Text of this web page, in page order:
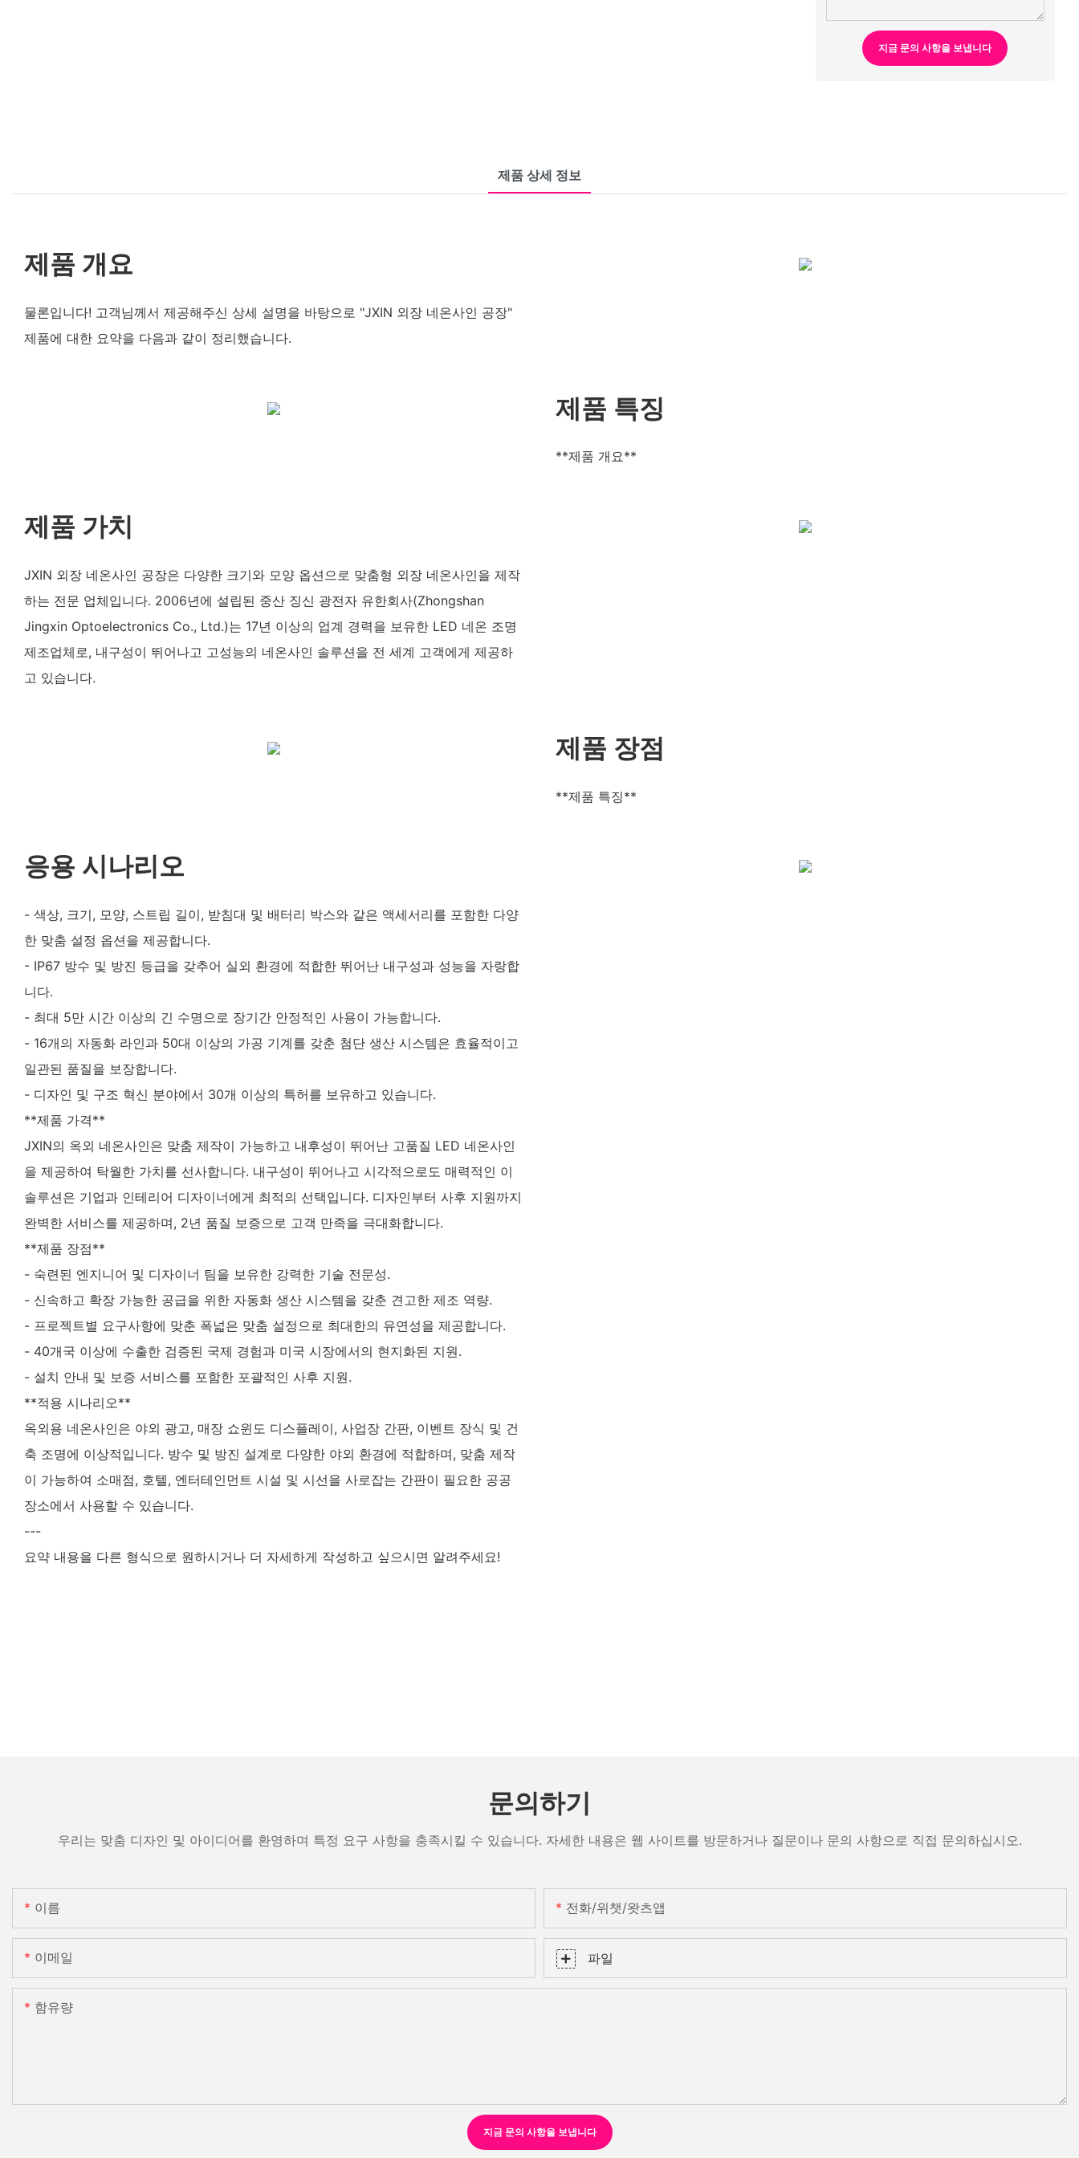
지금 문의 사항을 보냅니다
제품 상세 정보
제품 개요
물론입니다! 고객님께서 제공해주신 상세 설명을 바탕으로 "JXIN 외장 네온사인 공장"
제품에 대한 요약을 다음과 같이 정리했습니다.
제품 특징
**제품 개요**
제품 가치
JXIN 외장 네온사인 공장은 다양한 크기와 모양 옵션으로 맞춤형 외장 네온사인을 제작
하는 전문 업체입니다. 2006년에 설립된 중산 징신 광전자 유한회사(Zhongshan
Jingxin Optoelectronics Co., Ltd.)는 17년 이상의 업계 경력을 보유한 LED 네온 조명
제조업체로, 내구성이 뛰어나고 고성능의 네온사인 솔루션을 전 세계 고객에게 제공하
고 있습니다.
제품 장점
**제품 특징**
응용 시나리오
- 색상, 크기, 모양, 스트립 길이, 받침대 및 배터리 박스와 같은 액세서리를 포함한 다양
한 맞춤 설정 옵션을 제공합니다.
- IP67 방수 및 방진 등급을 갖추어 실외 환경에 적합한 뛰어난 내구성과 성능을 자랑합
니다.
- 최대 5만 시간 이상의 긴 수명으로 장기간 안정적인 사용이 가능합니다.
- 16개의 자동화 라인과 50대 이상의 가공 기계를 갖춘 첨단 생산 시스템은 효율적이고
일관된 품질을 보장합니다.
- 디자인 및 구조 혁신 분야에서 30개 이상의 특허를 보유하고 있습니다.
**제품 가격**
JXIN의 옥외 네온사인은 맞춤 제작이 가능하고 내후성이 뛰어난 고품질 LED 네온사인
을 제공하여 탁월한 가치를 선사합니다. 내구성이 뛰어나고 시각적으로도 매력적인 이
솔루션은 기업과 인테리어 디자이너에게 최적의 선택입니다. 디자인부터 사후 지원까지
완벽한 서비스를 제공하며, 2년 품질 보증으로 고객 만족을 극대화합니다.
**제품 장점**
- 숙련된 엔지니어 및 디자이너 팀을 보유한 강력한 기술 전문성.
- 신속하고 확장 가능한 공급을 위한 자동화 생산 시스템을 갖춘 견고한 제조 역량.
- 프로젝트별 요구사항에 맞춘 폭넓은 맞춤 설정으로 최대한의 유연성을 제공합니다.
- 40개국 이상에 수출한 검증된 국제 경험과 미국 시장에서의 현지화된 지원.
- 설치 안내 및 보증 서비스를 포함한 포괄적인 사후 지원.
**적용 시나리오**
옥외용 네온사인은 야외 광고, 매장 쇼윈도 디스플레이, 사업장 간판, 이벤트 장식 및 건
축 조명에 이상적입니다. 방수 및 방진 설계로 다양한 야외 환경에 적합하며, 맞춤 제작
이 가능하여 소매점, 호텔, 엔터테인먼트 시설 및 시선을 사로잡는 간판이 필요한 공공
장소에서 사용할 수 있습니다.
---
요약 내용을 다른 형식으로 원하시거나 더 자세하게 작성하고 싶으시면 알려주세요!
문의하기
우리는 맞춤 디자인 및 아이디어를 환영하며 특정 요구 사항을 충족시킬 수 있습니다. 자세한 내용은 웹 사이트를 방문하거나 질문이나 문의 사항으로 직접 문의하십시오.
이름 전화/위챗/왓츠앱
이메일 파일
함유량
지금 문의 사항을 보냅니다